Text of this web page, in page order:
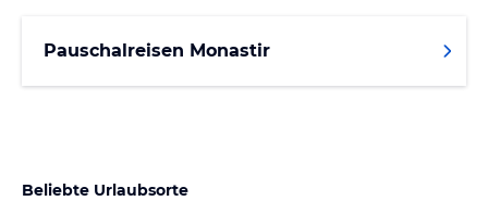
Pauschalreisen Monastir
Beliebte Urlaubsorte